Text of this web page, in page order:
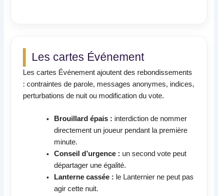
Les cartes Événement
Les cartes Événement ajoutent des rebondissements
: contraintes de parole, messages anonymes, indices,
perturbations de nuit ou modification du vote.
Brouillard épais : interdiction de nommer
directement un joueur pendant la première
minute.
Conseil d’urgence : un second vote peut
départager une égalité.
Lanterne cassée : le Lanternier ne peut pas
agir cette nuit.